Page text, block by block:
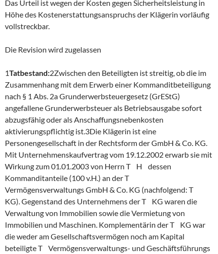
Das Urteil ist wegen der Kosten gegen Sicherheitsleistung in
Höhe des Kostenerstattungsanspruchs der Klägerin vorläufig
vollstreckbar.
Die Revision wird zugelassen
1Tatbestand:2Zwischen den Beteiligten ist streitig, ob die im
Zusammenhang mit dem Erwerb einer Kommanditbeteiligung
nach § 1 Abs. 2a Grunderwerbsteuergesetz (GrEStG)
angefallene Grunderwerbsteuer als Betriebsausgabe sofort
abzugsfähig oder als Anschaffungsnebenkosten
aktivierungspflichtig ist.3Die Klägerin ist eine
Personengesellschaft in der Rechtsform der GmbH & Co. KG.
Mit Unternehmenskaufvertrag vom 19.12.2002 erwarb sie mit
Wirkung zum 01.01.2003 von Herrn T H dessen
Kommanditanteile (100 v.H.) an der T
Vermögensverwaltungs GmbH & Co. KG (nachfolgend: T
KG). Gegenstand des Unternehmens der T KG waren die
Verwaltung von Immobilien sowie die Vermietung von
Immobilien und Maschinen. Komplementärin der T KG war
die weder am Gesellschaftsvermögen noch am Kapital
beteiligte T Vermögensverwaltungs- und Geschäftsführungs